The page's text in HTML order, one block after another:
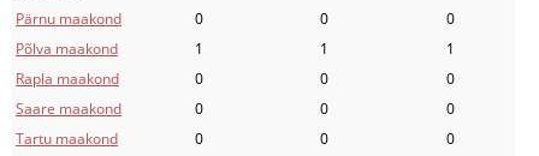
Pärnu maakond
0 0
0
Põlva maakond
1 1
1
Rapla maakond
0 0
0
Saare maakond
0 0
0
Tartu maakond
0 0
0